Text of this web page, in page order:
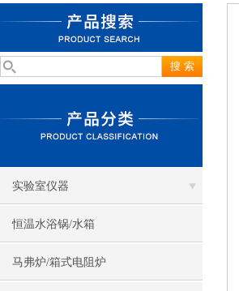
实验室仪器
恒温水浴锅/水箱
马弗炉/箱式电阻炉